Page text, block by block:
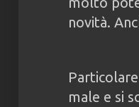
novità.
male e si